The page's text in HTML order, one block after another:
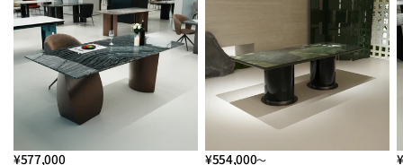
¥577,000 ¥554,000～